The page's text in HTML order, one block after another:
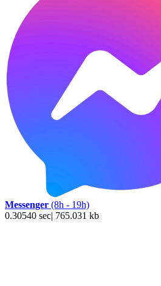
Messenger (8h - 19h)
0.30540 sec| 765.031 kb